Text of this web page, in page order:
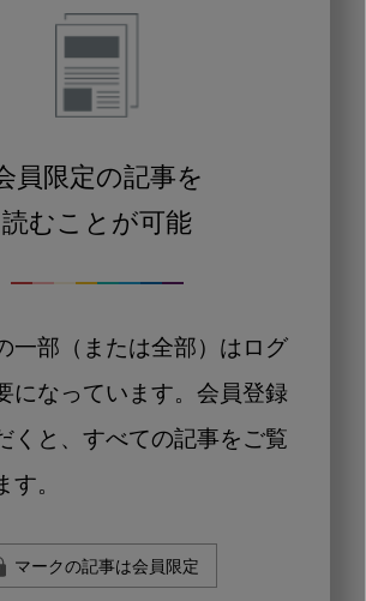
員限定の記事を
読むことが可能
一部（または全部）はログ
になっています。会員登録
くと、すべての記事をご覧
す。
マークの記事は会員限定